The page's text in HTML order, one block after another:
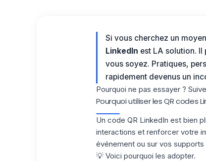
Si vous cherchez un
LinkedIn est LA solution.
vous soyez. Pratiques,
rapidement devenus un
Pourquoi ne pas essayer ?
Pourquoi utiliser les QR codes
Un code QR LinkedIn est bien
interactions et renforcer votre
événement ou sur vos
💡 Voici pourquoi les adopter.